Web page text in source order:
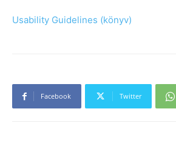
Usability Guidelines (könyv)
Facebook Twitter